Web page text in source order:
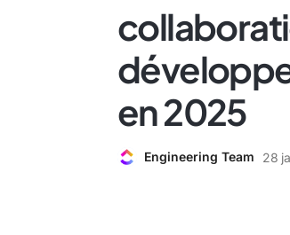
en 2025
Engineering Team 28